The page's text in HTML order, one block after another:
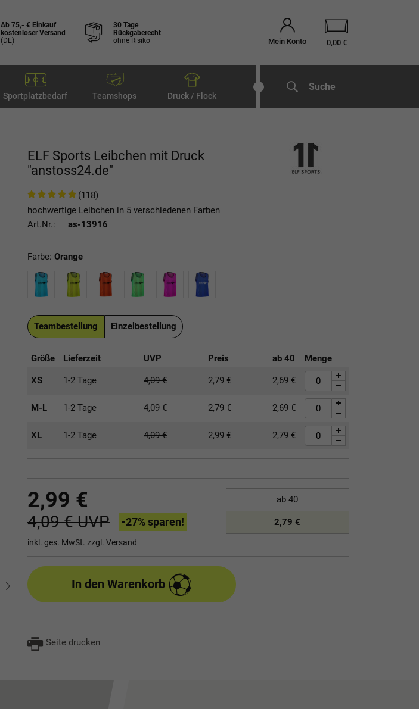
Ab 75,- € Einkauf
kostenloser Versand
(DE)
30 Tage
Rückgaberecht
ohne Risiko
Mein Konto 0,00 €
Sportplatzbedarf Teamshops Druck / Flock
Suche
ELF Sports Leibchen mit Druck
"anstoss24.de"
(118)
hochwertige Leibchen in 5 verschiedenen Farben
Art.Nr.:
as-13916
Farbe: Orange
Teambestellung Einzelbestellung
Größe Lieferzeit UVP Preis ab 40 Menge
XS 1-2 Tage 4,09€ 2,79 € 2,69 €
M-L 1-2 Tage 4,09€ 2,79 € 2,69 €
XL 1-2 Tage 4,09€ 2,99 € 2,79 €
2,99 €
4,09 €UVP -27% sparen!
inkl. ges. MwSt. zzgl. Versand
ab 40
2,79 €
In den Warenkorb
Seite drucken